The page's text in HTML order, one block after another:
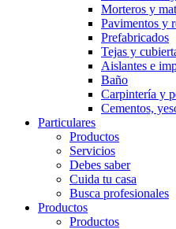
Morteros y
Pavimentos y
Prefabricados
Tejas y
Aislantes e
Baño
Carpintería y
Cementos,
Particulares
Productos
Servicios
Debes saber
Cuida tu casa
Busca profesionales
Productos
Productos